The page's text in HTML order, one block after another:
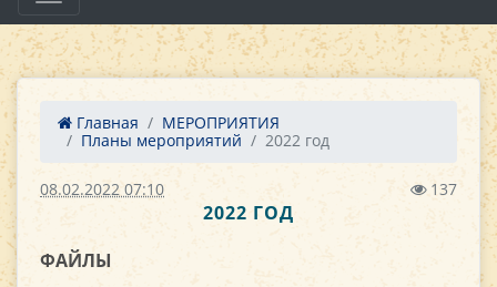
Главная
МЕРОПРИЯТИЯ
Планы мероприятий
2022 год
08.02.2022 07:10 137
2022 ГОД
ФАЙЛЫ